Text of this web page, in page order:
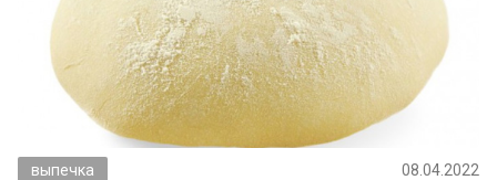
выпечка 08.04.2022